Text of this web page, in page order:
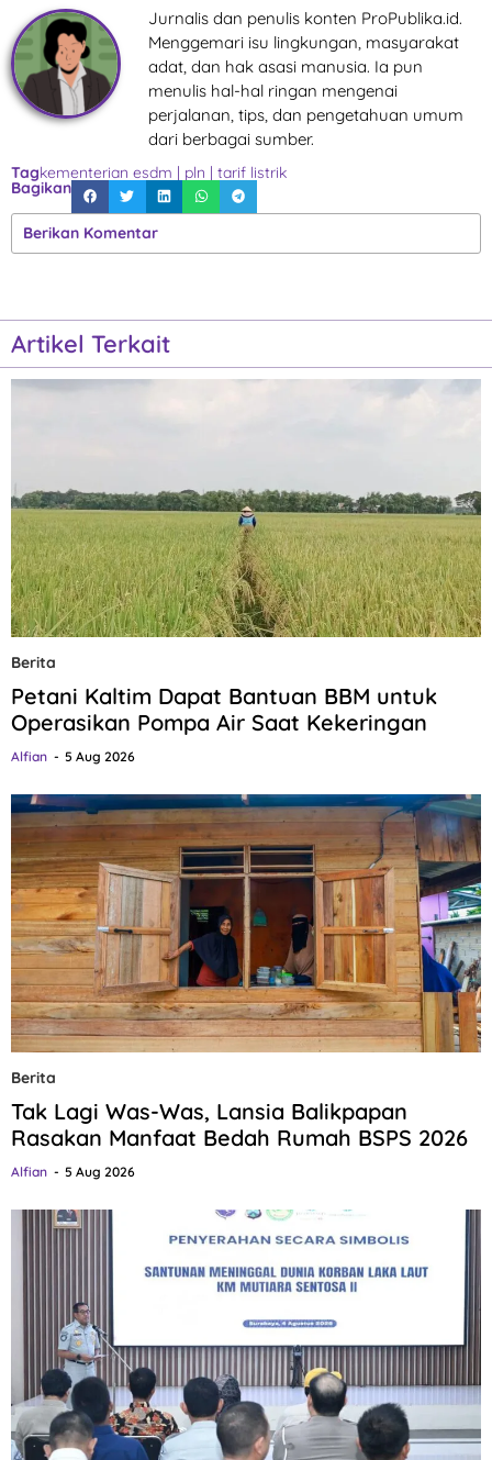
Jurnalis dan penulis konten ProPublika.id.
Menggemari isu lingkungan, masyarakat
adat, dan hak asasi manusia. Ia pun
menulis hal-hal ringan mengenai
perjalanan, tips, dan pengetahuan umum
dari berbagai sumber.
Tagkementerian esdm | pln | tarif listrik
Bagikan
Berikan Komentar
Artikel Terkait
Berita
Petani Kaltim Dapat Bantuan BBM untuk
Operasikan Pompa Air Saat Kekeringan
Alfian 5 Aug 2026
Berita
Tak Lagi Was-Was, Lansia Balikpapan
Rasakan Manfaat Bedah Rumah BSPS 2026
Alfian 5 Aug 2026